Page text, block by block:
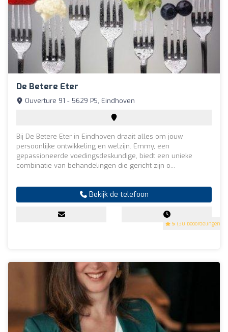
De Betere Eter
5 (30 beoordelingen)
Ouverture 91 - 5629 PS, Eindhoven
Bij De Betere Eter in Eindhoven draait alles om jouw
persoonlijke ontwikkeling en welzijn. Emmy, een
gepassioneerde voedingsdeskundige, biedt een unieke
combinatie van behandelingen die gericht zijn o...
Bekijk de telefoon